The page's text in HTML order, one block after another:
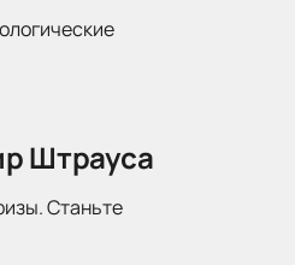
Штрауса
Станьте